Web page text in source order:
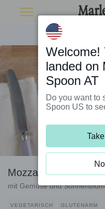
Mozzarella auf
mit Gemüse und
VEGETARISCH GLUTENARM
Welcome!
landed on
Spoon AT
Do you want to
Spoon US to